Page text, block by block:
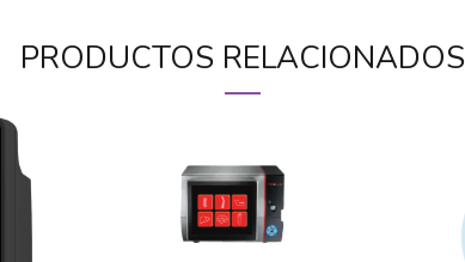
PRODUCTOS RELACIONADOS